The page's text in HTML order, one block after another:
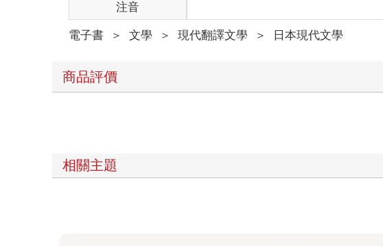
我自殺的時候，該從哪棟大樓跳下來呢？最好從離地二十公尺以上
息。約好要會合的兩人似乎已經到了店裡。
我離開屋頂，搭電梯前往咖啡廳所在的樓層。一進入便聽到店內播
我接近他們坐的座位。
「兩位是葵同學與涼同學吧。」
我拉開座椅坐在同一張桌子旁。這張桌子是圓的，我們三人正好一
彼此的年齡與居住地區。我和阿涼是十八歲，高三，小葵則是十七歲
注音
電子書 ＞ 文學 ＞ 現代翻譯文學 ＞ 日本現代文學
商品評價
相關主題